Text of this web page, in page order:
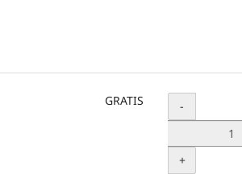
GRATIS Menge
-
+